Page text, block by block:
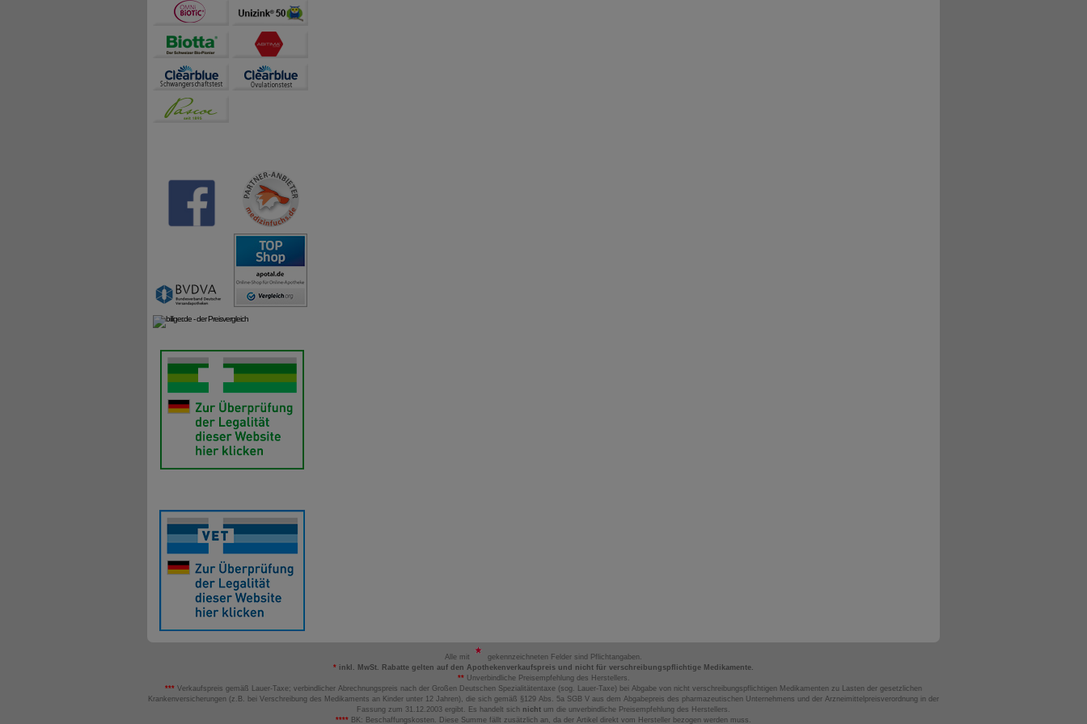
Alle mit
gekennzeichneten Felder sind Pflichtangaben.
* inkl. MwSt. Rabatte gelten auf den Apothekenverkaufspreis und nicht für verschreibungspflichtige Medikamente.
**Unverbindliche Preisempfehlung des Herstellers.
*** Verkaufspreis gemäß Lauer-Taxe; verbindlicher Abrechnungspreis nach der Großen Deutschen Spezialitätentaxe (sog. Lauer-Taxe) bei Abgabe von nicht verschreibungspflichtigen Medikamenten zu Lasten der gesetzlichen
Krankenversicherungen (z.B. bei Verschreibung des Medikaments an Kinder unter 12 Jahren), die sich gemäß §129 Abs. 5a SGB V aus dem Abgabepreis des pharmazeutischen Unternehmens und der Arzneimittelpreisverordnung in der
Fassung zum 31.12.2003 ergibt. Es handelt sich nicht um die unverbindliche Preisempfehlung des Herstellers.
**** BK: Beschaffungskosten. Diese Summe fällt zusätzlich an, da der Artikel direkt vom Hersteller bezogen werden muss.